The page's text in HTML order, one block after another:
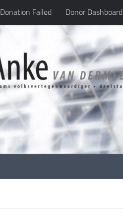
Donation Failed Donor Dashboard